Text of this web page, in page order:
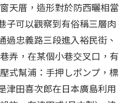
天厝，造形對於防西曬相當
子可以觀察到有俗稱三層肉
過忠義路三段進入裕民街、
弄，在某個小巷交叉口，有
式幫浦：手押しポンプ，標
津田喜次郎在日本廣島利用